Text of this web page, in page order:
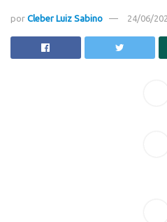
por Cleber Luiz Sabino 24/06/